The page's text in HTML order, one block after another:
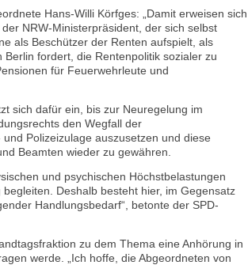
Hans-Willi Körfges: „Damit erweisen sich
NRW-Ministerpräsident, der sich selbst
als Beschützer der Renten aufspielt, als
fordert, die Rentenpolitik sozialer zu
für Feuerwehrleute und
sich dafür ein, bis zur Neuregelung im
den Wegfall der
Polizeizulage auszusetzen und diese
Beamten wieder zu gewähren.
und psychischen Höchstbelastungen
Deshalb besteht hier, im Gegensatz
Handlungsbedarf“, betonte der SPD-
zu dem Thema eine Anhörung in
werde. „Ich hoffe, die Abgeordneten von